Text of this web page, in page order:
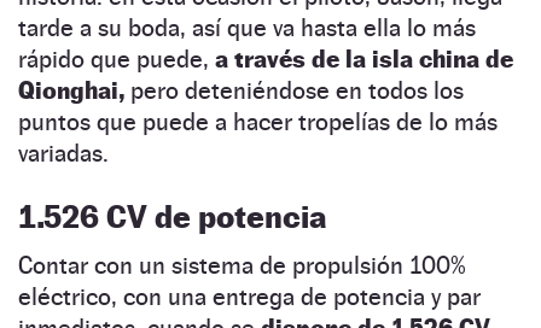
tarde a su boda, así que va hasta ella lo más
rápido que puede, a través de la isla china de
Qionghai, pero deteniéndose en todos los
puntos que puede a hacer tropelías de lo más
variadas.
1.526 CV de potencia
Contar con un sistema de propulsión 100%
eléctrico, con una entrega de potencia y par